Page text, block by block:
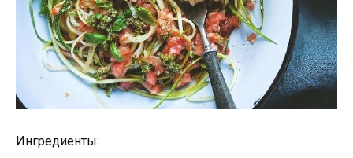
Ингредиенты: